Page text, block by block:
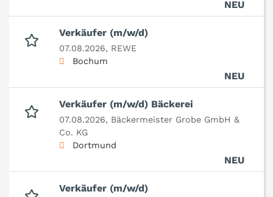
NEU
Verkäufer (m/w/d)
07.08.2026, REWE
Bochum
NEU
Verkäufer (m/w/d) Bäckerei
07.08.2026, Bäckermeister Grobe GmbH &
Co. KG
Dortmund
NEU
Verkäufer (m/w/d)